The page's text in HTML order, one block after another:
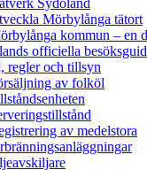
Mörbylånga tätort
kommun – en
officiella
regler och tillsyn
av folköl
av medelstora